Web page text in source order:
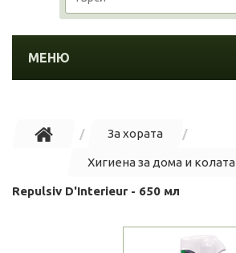
МЕНЮ
За хората
Хигиена за дома и колата
Repulsiv D'Interieur - 650 мл